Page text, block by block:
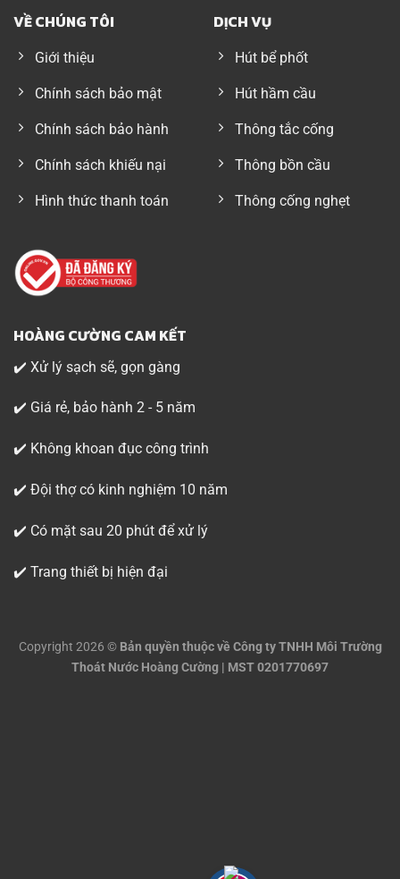
VỀ CHÚNG TÔI
Giới thiệu
Chính sách bảo mật
Chính sách bảo hành
Chính sách khiếu nại
Hình thức thanh toán
DỊCH VỤ
Hút bể phốt
Hút hầm cầu
Thông tắc cống
Thông bồn cầu
Thông cống nghẹt
HOÀNG CƯỜNG CAM KẾT
✔️ Xử lý sạch sẽ, gọn gàng
✔️ Giá rẻ, bảo hành 2 - 5 năm
✔️ Không khoan đục công trình
✔️ Đội thợ có kinh nghiệm 10 năm
✔️ Có mặt sau 20 phút để xử lý
✔️ Trang thiết bị hiện đại
Copyright 2026 © Bản quyền thuộc về Công ty TNHH Môi Trường
Thoát Nước Hoàng Cường | MST 0201770697